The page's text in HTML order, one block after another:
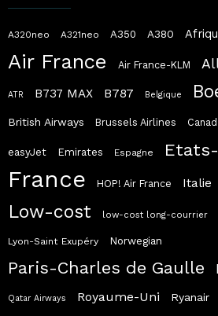
A320neo A321neo A350 A380
Air France Air France-KLM
ATR B737 MAX B787 Belgique
British Airways Brussels Airlines
easyJet Emirates Espagne
France HOP! Air France Italie
Low-cost low-cost long-courrier
Lyon-Saint Exupéry Norwegian
Paris-Charles de Gaulle
Qatar Airways Royaume-Uni Ryanair